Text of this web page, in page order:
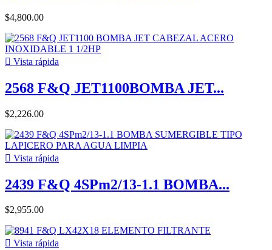
$4,800.00
 Vista rápida
2568 F&Q JET1100BOMBA JET...
$2,226.00
 Vista rápida
2439 F&Q 4SPm2/13-1.1 BOMBA...
$2,955.00
 Vista rápida